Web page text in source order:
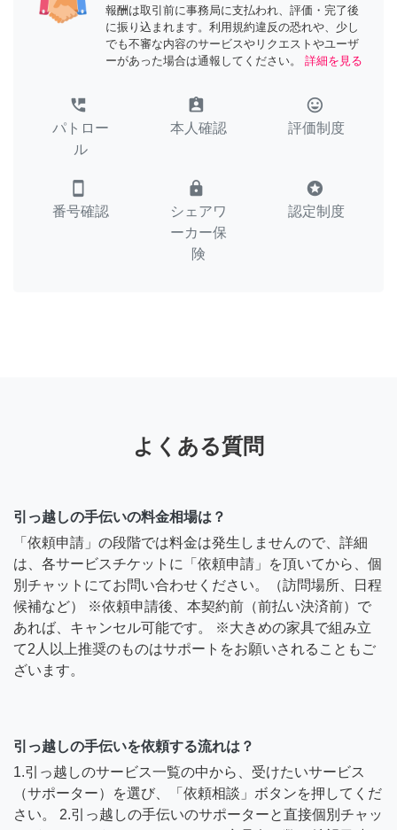
報酬は取引前に事務局に支払われ、評価・完了後
に振り込まれます。利用規約違反の恐れや、少し
でも不審な内容のサービスやリクエストやユーザ
ーがあった場合は通報してください。
詳細を見る
perm_phone_msg
パトロー
ル
assignment_ind
本人確認
tag_faces
評価制度
smartphone
番号確認
lock
シェアワ
ーカー保
険
stars
認定制度
よくある質問
引っ越しの手伝いの料金相場は？
「依頼申請」の段階では料金は発生しませんので、詳細
は、各サービスチケットに「依頼申請」を頂いてから、個
別チャットにてお問い合わせください。（訪問場所、日程
候補など） ※依頼申請後、本契約前（前払い決済前）で
あれば、キャンセル可能です。 ※大きめの家具で組み立
て2人以上推奨のものはサポートをお願いされることもご
ざいます。
引っ越しの手伝いを依頼する流れは？
1.引っ越しのサービス一覧の中から、受けたいサービス
（サポーター）を選び、「依頼相談」ボタンを押してくだ
さい。 2.引っ越しの手伝いのサポーターと直接個別チャッ